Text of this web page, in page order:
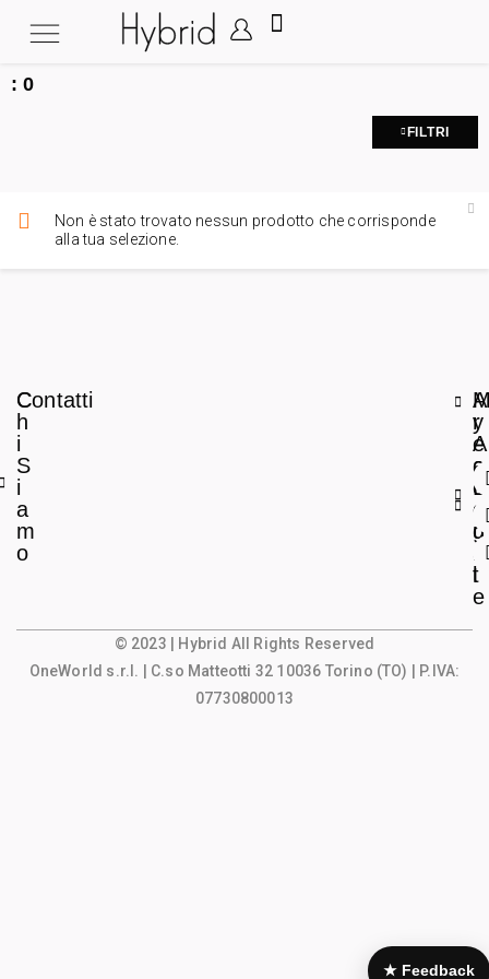
:0
FILTRI
Non è stato trovato nessun prodotto che corrisponde
alla tua selezione.
C
h
i
S
i
a
m
o
Contatti
A
r
e
a
L
e
g
l
e
y
A
c
c
o
u
t
© 2023 | Hybrid All Rights Reserved
OneWorld s.r.l.
| C.so Matteotti 32 10036 Torino (TO) | P.IVA:
07730800013
★ Feedback